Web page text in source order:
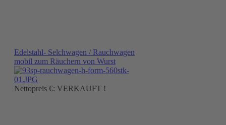
Edelstahl- Selchwagen / Rauchwagen
mobil zum Räuchern von Wurst
Nettopreis €: VERKAUFT !